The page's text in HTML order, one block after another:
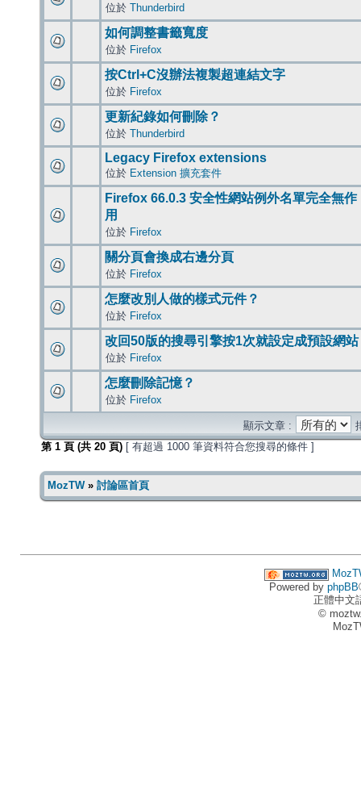
位於 Thunderbird
如何調整書籤寬度
位於 Firefox
按Ctrl+C沒辦法複製超連結文字
位於 Firefox
更新紀錄如何刪除？
位於 Thunderbird
Legacy Firefox extensions
位於 Extension 擴充套件
Firefox 66.0.3 安全性網站例外名單完全無作
用
位於 Firefox
關分頁會換成右邊分頁
位於 Firefox
怎麼改別人做的樣式元件？
位於 Firefox
改回50版的搜尋引擎按1次就設定成預設網站
位於 Firefox
怎麼刪除記憶？
位於 Firefox
顯示文章 :
第 1 頁 (共 20 頁) [ 有超過 1000 筆資料符合您搜尋的條件 ]
MozTW» 討論區首頁
Powered by phpBB
正體中文
©